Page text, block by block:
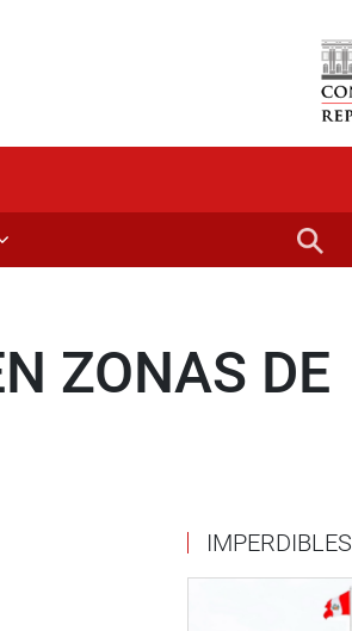
ZONAS DE
IMPERDIBLES